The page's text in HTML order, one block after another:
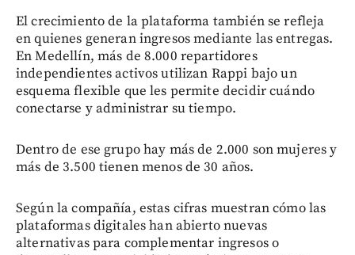
El crecimiento de la plataforma también se refleja
en quienes generan ingresos mediante las entregas.
En Medellín, más de 8.000 repartidores
independientes activos utilizan Rappi bajo un
esquema flexible que les permite decidir cuándo
conectarse y administrar su tiempo.
Dentro de ese grupo hay más de 2.000 son mujeres y
más de 3.500 tienen menos de 30 años.
Según la compañía, estas cifras muestran cómo las
plataformas digitales han abierto nuevas
alternativas para complementar ingresos o